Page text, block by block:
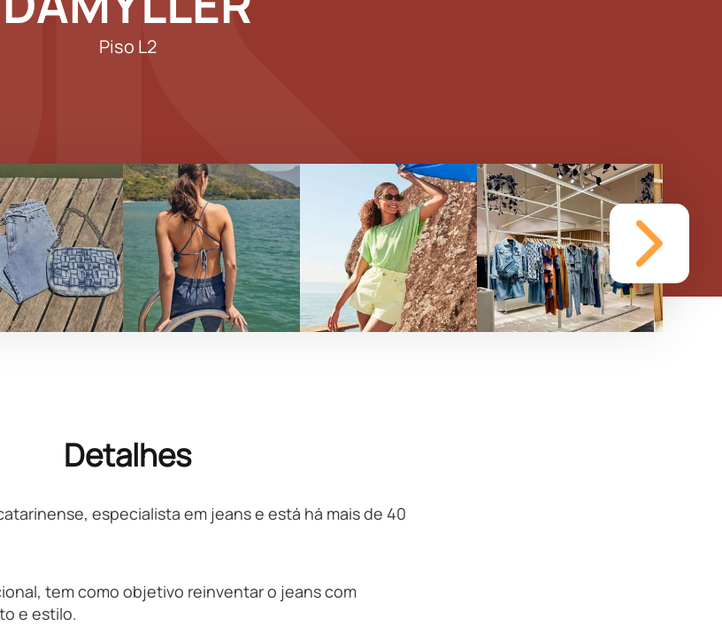
Piso L2
Detalhes
especialista em jeans e está há mais de 40
tem como objetivo reinventar o jeans com
e estilo.